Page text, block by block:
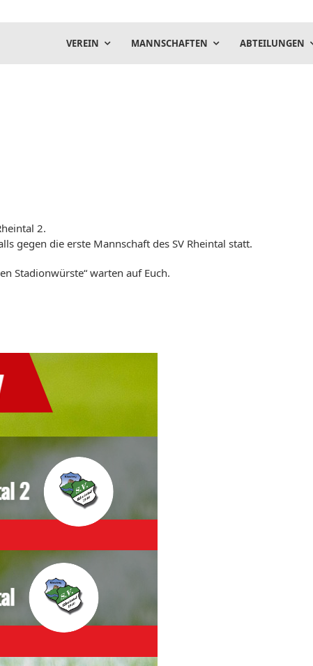
VEREIN MANNSCHAFTEN ABTEILUNGEN
2.
gegen die erste Mannschaft des SV Rheintal statt.
Stadionwürste“ warten auf Euch.